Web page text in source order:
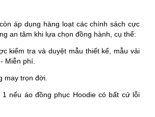
áp dụng hàng loạt các chính sách cực
an tâm khi lựa chọn đồng hành, cụ thể:
kiểm tra và duyệt mẫu thiết kế, mẫu vải
Miễn phí.
may trọn đời.
nếu áo đồng phục Hoodie có bất cứ lỗi